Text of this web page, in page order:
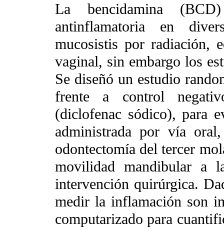
La bencidamina
antinflamatoria en
mucosistis por radiación,
vaginal, sin embargo los
Se diseñó un estudio
frente a control
(diclofenac sódico), para
administrada por vía
odontectomía del tercer
movilidad mandibular a
intervención quirúrgica.
medir la inflamación son
computarizado para